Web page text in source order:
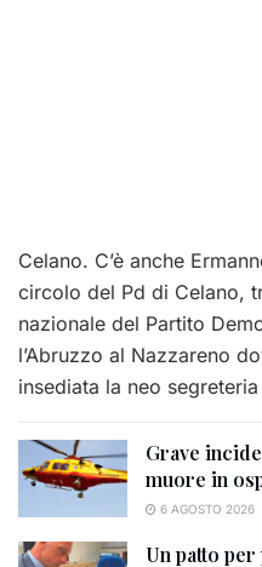
Celano. C’è anche
circolo del Pd di Celano,
nazionale del Partito
l’Abruzzo al Nazzareno
insediata la neo
Grave
muore in
6 AGOSTO 2026
Un patto